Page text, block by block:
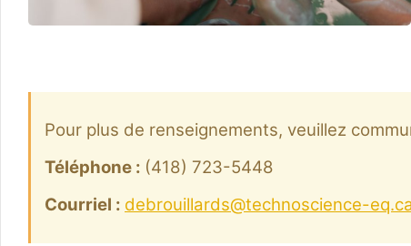
Pour plus de renseignements, veuillez
Téléphone : (418) 723-5448
Courriel : debrouillards@technoscience-eq.ca